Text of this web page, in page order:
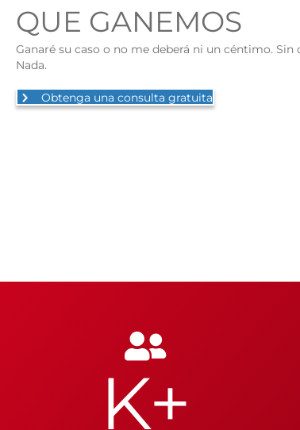
QUE GANEMOS
Ganaré su caso o no me deberá ni un céntimo. Sin
Nada.
Obtenga una consulta gratuita
K+